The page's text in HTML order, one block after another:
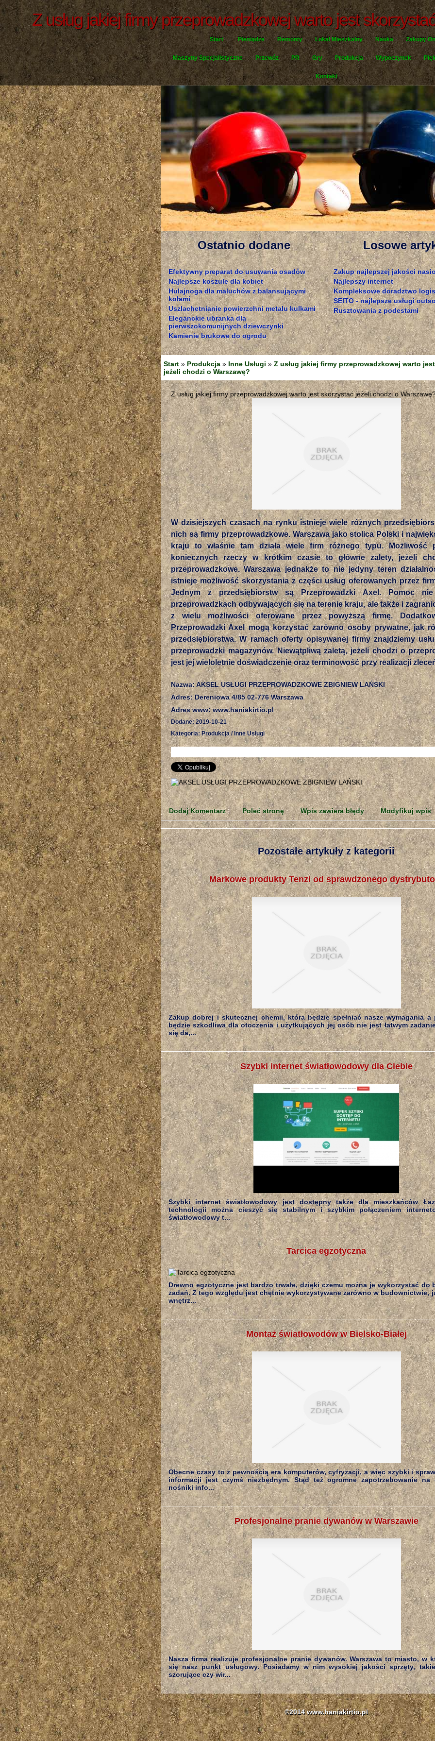
Z usług jakiej firmy przeprowadzkowej warto jest
Start Pieniądze Remonty Lokal Mieszkalny Nauka Zakupy
Maszyny Specjalistyczne Przewóz PR Gry Produkcja Wypoczynek
Kontakt
Ostatnio dodane
Efektywny preparat do usuwania osadów
Najlepsze koszule dla kobiet
Hulajnoga dla maluchów z balansującymi
kołami
Uszlachetnianie powierzchni metalu kulkami
Eleganckie ubranka dla
pierwszokomunijnych dziewczynki
Kamienie brukowe do ogrodu
Losowe
Zakup najlepszej jakości
Najlepszy internet
Kompleksowe doradztwo
SEITO - najlepsze usługi
Rusztowania z podestami
Start » Produkcja » Inne Usługi » Z usług jakiej firmy przeprowadzkowej warto
jeżeli chodzi o Warszawę?
Z usług jakiej firmy przeprowadzkowej warto jest skorzystać jeżeli chodzi o
W dzisiejszych czasach na rynku istnieje wiele różnych
nich są firmy przeprowadzkowe. Warszawa jako stolica Polski i
kraju to właśnie tam działa wiele firm różnego typu. Możliwość
koniecznych rzeczy w krótkim czasie to główne zalety, jeżeli
przeprowadzkowe. Warszawa jednakże to nie jedyny teren
istnieje możliwość skorzystania z części usług oferowanych przez
Jednym z przedsiębiorstw są Przeprowadzki Axel. Pomoc
przeprowadzkach odbywających się na terenie kraju, ale także i
z wielu możliwości oferowane przez powyższą firmę.
Przeprowadzki Axel mogą korzystać zarówno osoby prywatne, jak
przedsiębiorstwa. W ramach oferty opisywanej firmy znajdziemy
przeprowadzki magazynów. Niewątpliwą zaletą, jeżeli chodzi o
jest jej wieloletnie doświadczenie oraz terminowość przy realizacji
Nazwa: AKSEL USŁUGI PRZEPROWADZKOWE ZBIGNIEW LAŃSKI
Adres: Dereniowa 4/85 02-776 Warszawa
Adres www: www.haniakirtio.pl
Dodane: 2019-10-21
Kategoria: Produkcja / Inne Usługi
Dodaj Komentarz Poleć stronę Wpis zawiera błędy Modyfikuj wpis
Pozostałe artykuły z kategorii
Markowe produkty Tenzi od sprawdzonego
Zakup dobrej i skutecznej chemii, która będzie spełniać nasze wymagania a
będzie szkodliwa dla otoczenia i użytkujących jej osób nie jest łatwym
się da,...
Szybki internet światłowodowy dla Ciebie
Szybki internet światłowodowy jest dostępny także dla mieszkańców
technologii można cieszyć się stabilnym i szybkim połączeniem
światłowodowy t...
Tarcica egzotyczna
Drewno egzotyczne jest bardzo trwałe, dzięki czemu można je wykorzystać do
zadań. Z tego względu jest chętnie wykorzystywane zarówno w budownictwie,
wnętrz...
Montaż światłowodów w Bielsko-Białej
Obecne czasy to z pewnością era komputerów, cyfryzacji, a więc szybki i
informacji jest czymś niezbędnym. Stąd też ogromne zapotrzebowanie na
nośniki info...
Profesjonalne pranie dywanów w Warszawie
Nasza firma realizuje profesjonalne pranie dywanów. Warszawa to miasto, w
się nasz punkt usługowy. Posiadamy w nim wysokiej jakości sprzęty,
szorujące czy wir...
©2014 www.haniakirtio.pl